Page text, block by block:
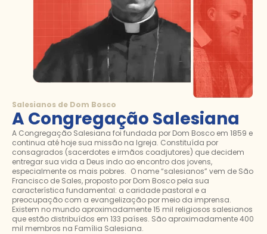
Salesianos de Dom Bosco
A Congregação Salesiana
A Congregação Salesiana foi fundada por Dom Bosco em 1859 e
continua até hoje sua missão na Igreja. Constituída por
consagrados (sacerdotes e irmãos coadjutores) que decidem
entregar sua vida a Deus indo ao encontro dos jovens,
especialmente os mais pobres. O nome “salesianos” vem de São
Francisco de Sales, proposto por Dom Bosco pela sua
característica fundamental: a caridade pastoral e a
preocupação com a evangelização por meio da imprensa.
Existem no mundo aproximadamente 15 mil religiosos salesianos
que estão distribuídos em 133 países. São aproximadamente 400
mil membros na Família Salesiana.